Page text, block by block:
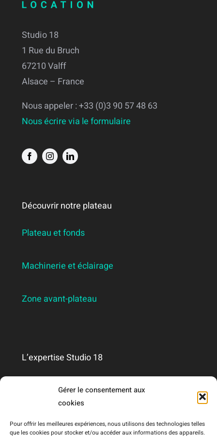
Gérer le consentement aux
cookies
Pour offrir les meilleures expériences, nous utilisons des technologies telles
que les cookies pour stocker et/ou accéder aux informations des appareils.
Studio 18
1 Rue du Bruch
67210 Valff
Alsace – France
Nous appeler : +33 (0)3 90 57 48 63
Nous écrire via le formulaire
Découvrir notre plateau
Plateau et fonds
Machinerie et éclairage
Zone avant-plateau
L’expertise Studio 18
Qui sommes-nous ?